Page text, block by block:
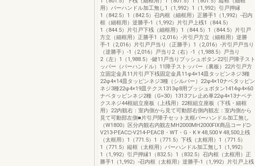
用）バーハンドル加工無し1（1,992）1（1,992）引戸押縁
1（842.5）1（842.5）召内框（細框用）正勝手1（1,992）-召内
框（細框用）逆勝手-1（1,992）片引戸上桟1（844.5）
1（844.5）片引戸下桟（細框用）1（844.5）1（844.5）片引戸
方立（細框用）正勝手1（2,016）-片引戸方立（細框用）逆勝
手-1（2,016）片引戸戸当り（正勝手）1（2,016）-片引戸戸当り
（逆勝手）-1（2,016）戸当り2（右）-1（1,988.5）戸当り
2（左）1（1,988.5）-鍵11戸当りプッシュボタン22引戸障子スト
ッパー（バーハンドル）11障子ストッパー（裏板）22片引戸方
立固定金具11片引戸下桟固定金具11φ4×14皿タッピンネジ3種
22φ4×14皿タッピンネジ3種（シルバー）22φ4×10ナベタッピン
ネジ3種22φ4×19皿テクス1313φ8用プッシュボタン1414φ4×60
ナベタッピンネジ2種（G=30）1313フレ止め車22φ4×13ナベテ
クスネジ44框組立座板（上桟用）22框組立座板（下桟・細框
用）22内観右：室内側から見て可動部右側内観左：室内側から
見て可動部左側■片引戸障子セット太框バーハンドル加工無し
（W1800）区分内観右内観左MH2000MH2000FIX商品コード□-
V213-PEAC□-V214-PEACB・WT・G・K￥48,500￥48,500上桟
（太框用）1（771.5）1（771.5）下桟（太框用）1（771.5）
1（771.5）縦框（太框用）バーハンドル加工無し1（1,992）
1（1,992）引戸押縁1（832.5）1（832.5）召内框（太框用）正
勝手1（1,992）-召内框（太框用）逆勝手-1（1,992）片引戸上桟